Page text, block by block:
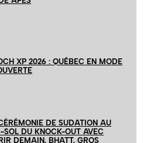
XP 2026 : QUÉBEC EN MODE
DE SUDATION AU
SOL DU KNOCK-OUT AVEC
DEMAIN, BHATT, GROS